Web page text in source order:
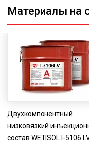
Материалы на
Двухкомпонентный
низковязкий
состав WETISOL I-5106